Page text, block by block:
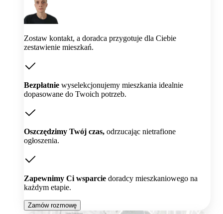
Zostaw kontakt, a doradca przygotuje dla Ciebie
zestawienie mieszkań.
Bezpłatnie wyselekcjonujemy mieszkania idealnie
dopasowane do Twoich potrzeb.
Oszczędzimy Twój czas, odrzucając nietrafione
ogłoszenia.
Zapewnimy Ci wsparcie doradcy mieszkaniowego na
każdym etapie.
Zamów rozmowę